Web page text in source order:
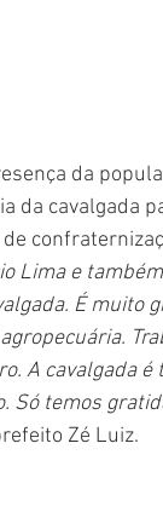
da
da cavalgada
Lima e
É muito
A cavalgada
Só temos
Zé Luiz.